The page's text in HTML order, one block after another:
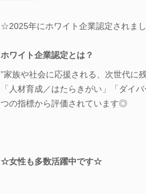
☆2025年にホワイト企業認定されま
ホワイト企業認定とは？
”家族や社会に応援される、次世代に
「人材育成／はたらきがい」「ダイ
つの指標から評価されています◎
☆女性も多数活躍中です☆